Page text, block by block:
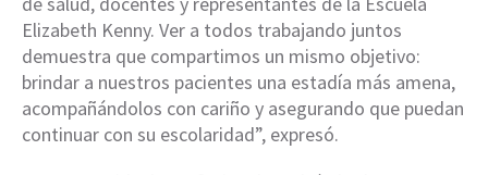
Elizabeth Kenny. Ver a todos trabajando juntos
demuestra que compartimos un mismo objetivo:
brindar a nuestros pacientes una estadía más amena,
acompañándolos con cariño y asegurando que puedan
continuar con su escolaridad”, expresó.